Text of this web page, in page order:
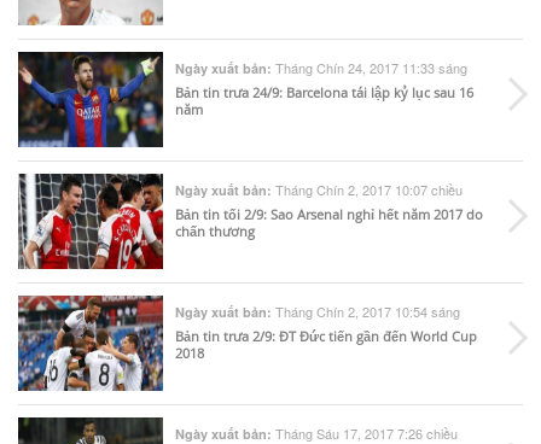
Ngày xuất bản: Tháng Chín 24, 2017 11:33 sáng
Bản tin trưa 24/9: Barcelona tái lập kỷ lục sau 16
năm
Ngày xuất bản: Tháng Chín 2, 2017 10:07 chiều
Bản tin tối 2/9: Sao Arsenal nghỉ hết năm 2017 do
chấn thương
Ngày xuất bản: Tháng Chín 2, 2017 10:54 sáng
Bản tin trưa 2/9: ĐT Đức tiến gần đến World Cup
2018
Ngày xuất bản: Tháng Sáu 17, 2017 7:26 chiều